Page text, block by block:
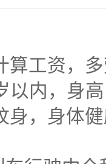
算工资，
以内，身
身，身体